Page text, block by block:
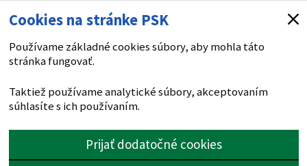
Cookies na stránke PSK
Používame základné cookies súbory, aby mohla táto
stránka fungovať.
Taktiež používame analytické súbory, akceptovaním
súhlasíte s ich používaním.
Prijať dodatočné cookies